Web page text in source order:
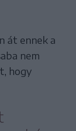
át ennek a
nem
hogy